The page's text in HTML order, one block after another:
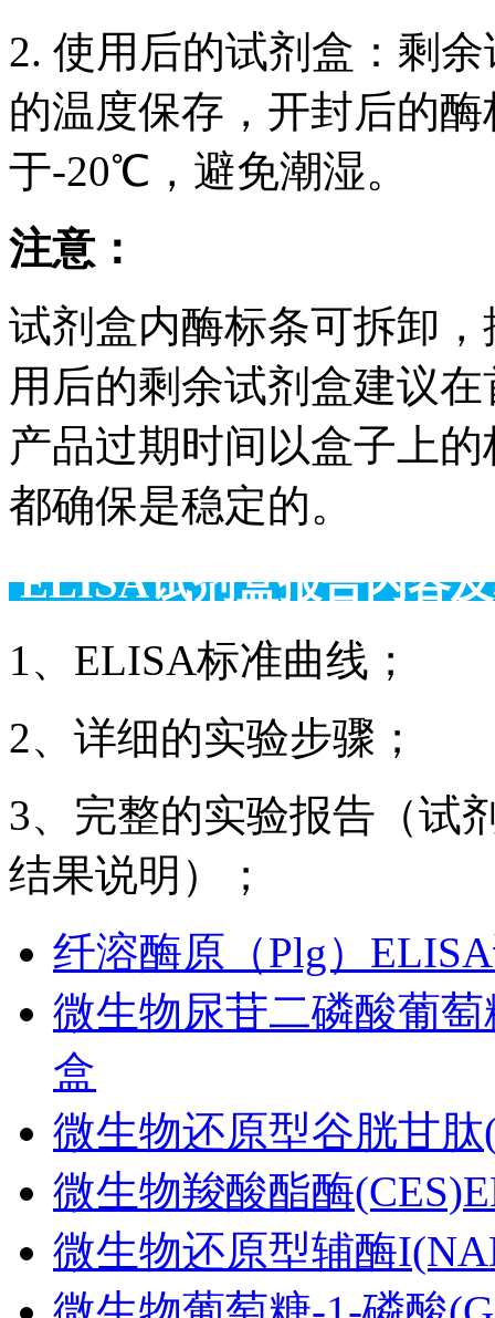
2. 使用后的试剂盒：剩
的温度保存，开封后的
于-20℃，避免潮湿。
注意：
试剂盒内酶标条可拆卸
用后的剩余试剂盒建议
产品过期时间以盒子上
都确保是稳定的。
ELISA试剂盒报告内
1、ELISA标准曲线；
2、详细的实验步骤；
3、完整的实验报告（试
结果说明）；
纤溶酶原（Plg）
微生物尿苷二磷酸葡
盒
微生物还原型谷胱甘
微生物羧酸酯酶
微生物还原型辅酶